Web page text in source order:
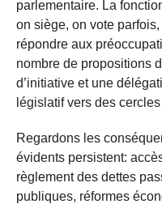
parlementaire. La
on siège, on vote
répondre aux
nombre de propositions
d’initiative et une
législatif vers des
Regardons les
évidents persistent:
règlement des dettes
publiques, réformes